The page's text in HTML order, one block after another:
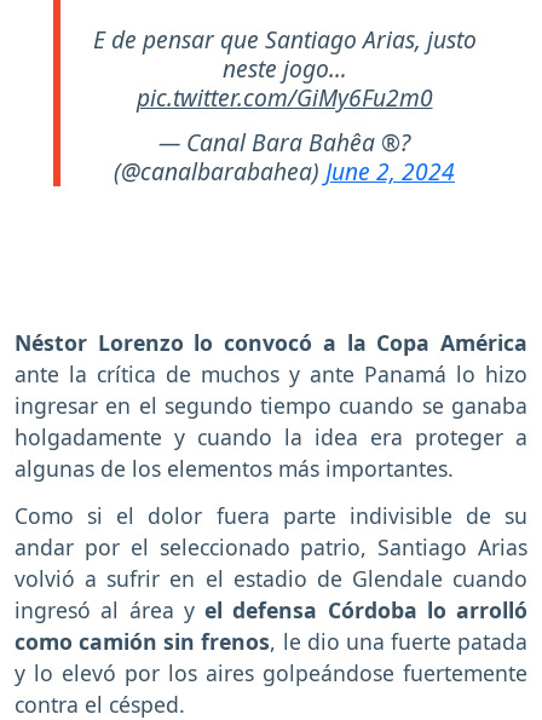
E de pensar que Santiago Arias, justo
neste jogo…
pic.twitter.com/GiMy6Fu2m0
— Canal Bara Bahêa ®?
(@canalbarabahea) June 2, 2024
Néstor Lorenzo lo convocó a la Copa América
ante la crítica de muchos y ante Panamá lo hizo
ingresar en el segundo tiempo cuando se ganaba
holgadamente y cuando la idea era proteger a
algunas de los elementos más importantes.
Como si el dolor fuera parte indivisible de su
andar por el seleccionado patrio, Santiago Arias
volvió a sufrir en el estadio de Glendale cuando
ingresó al área y el defensa Córdoba lo arrolló
como camión sin frenos, le dio una fuerte patada
y lo elevó por los aires golpeándose fuertemente
contra el césped.